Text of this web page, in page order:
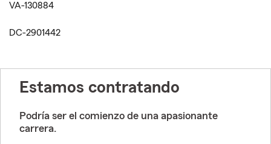
VA-130884
DC-2901442
Estamos contratando
Podría ser el comienzo de una apasionante
carrera.